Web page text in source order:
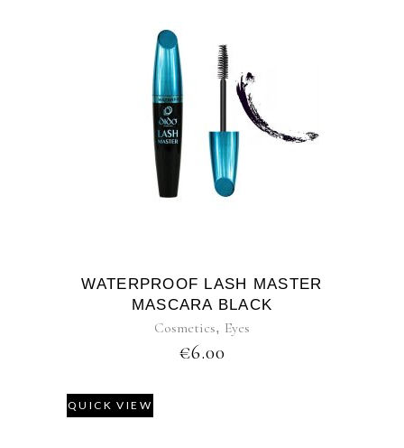
WATERPROOF LASH MASTER
MASCARA BLACK
Cosmetics, Eyes
€6.00
QUICK VIEW